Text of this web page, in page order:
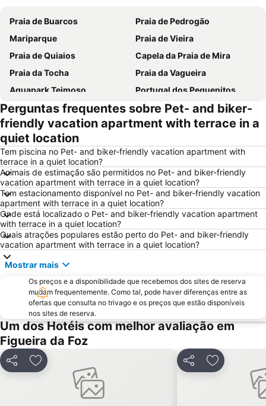
Praia de Buarcos
Praia de Pedrogão
Mariparque
Praia de Vieira
Praia de Quiaios
Capela da Praia de Mira
Praia da Tocha
Praia da Vagueira
Aquapark Teimoso
Portugal dos Pequenitos
Praia do Areão
Relógio Beach
Praia do Cabedelo
Praia de São Pedro de Moel
Mata do Buçaco
Estádio Municipal de Leiria
Museu Militar do Buçaco
Universidade de Coimbra
Cova Gala Beach
Osso da Baleia
Baixa de Coimbra
Figueira
Praia da Costa de Lavos
Gafanha da Boa Hora Beach
Porto da Figueira da Foz
Estádio Cidade de Coimbra
Praia da Claridade
Parque Aquático Vaga Splash
Praça da República
Ruínas de Conímbriga
Estação de Comboios de Coimbra A
Piscina de Celas
Lagoa da Barrinha de Mira
Parque Vale do Ribeiro de São Pedro de Moel
Praia da Tamargueira
Casino Oceano
Murtinheira Beach
Estação comboios de Leiria
Complexo Municipal de Piscinas de Leiria
Estação de Caminhos de Ferro de Coimbra B
Praia Fluvial de Palheiros e Zorro
Perguntas frequentes sobre Pet- and biker-
friendly vacation apartment with terrace in a
quiet location
Tem piscina no Pet- and biker-friendly vacation apartment with
terrace in a quiet location?
Animais de estimação são permitidos no Pet- and biker-friendly
vacation apartment with terrace in a quiet location?
Tem estacionamento disponível no Pet- and biker-friendly vacation
apartment with terrace in a quiet location?
Onde está localizado o Pet- and biker-friendly vacation apartment
with terrace in a quiet location?
Quais atrações populares estão perto do Pet- and biker-friendly
vacation apartment with terrace in a quiet location?
Mostrar mais
Os preços e a disponibilidade que recebemos dos sites de reserva
mudam frequentemente. Como tal, pode haver diferenças entre as
ofertas que consulta no trivago e os preços que estão disponíveis
nos sites de reserva.
Um dos Hotéis com melhor avaliação em
Figueira da Foz
PartilharAdicionar aos favoritos PartilharAdicionar